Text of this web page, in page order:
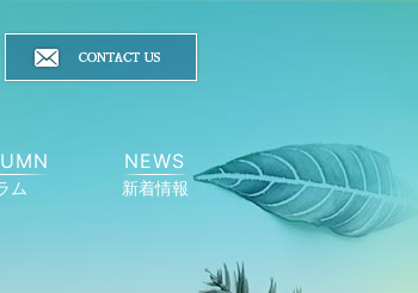
ム
NEWS
新着情報